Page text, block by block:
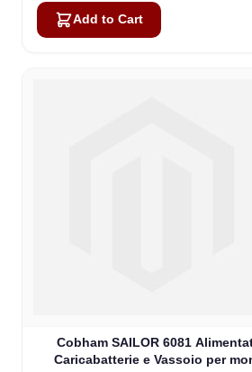
Add to Cart
Cobham SAILOR 6081
Caricabatterie e Vassoio per